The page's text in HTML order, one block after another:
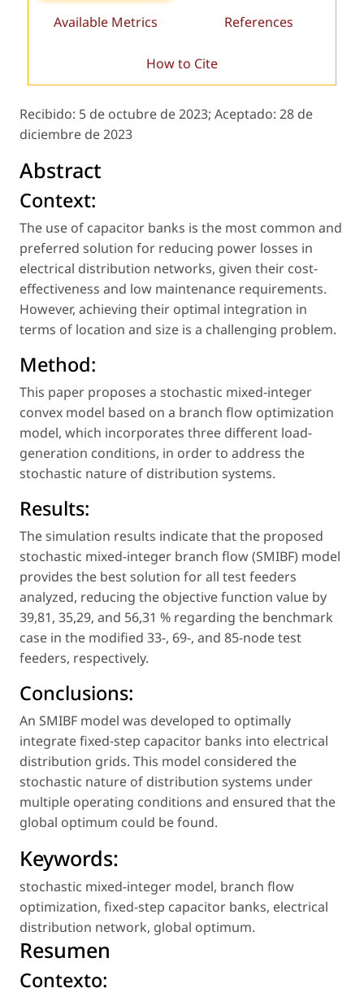
Available Metrics References
How to Cite
Recibido: 5 de octubre de 2023; Aceptado: 28 de
diciembre de 2023
Abstract
Context:
The use of capacitor banks is the most common and
preferred solution for reducing power losses in
electrical distribution networks, given their cost-
effectiveness and low maintenance requirements.
However, achieving their optimal integration in
terms of location and size is a challenging problem.
Method:
This paper proposes a stochastic mixed-integer
convex model based on a branch flow optimization
model, which incorporates three different load-
generation conditions, in order to address the
stochastic nature of distribution systems.
Results:
The simulation results indicate that the proposed
stochastic mixed-integer branch flow (SMIBF) model
provides the best solution for all test feeders
analyzed, reducing the objective function value by
39,81, 35,29, and 56,31 % regarding the benchmark
case in the modified 33-, 69-, and 85-node test
feeders, respectively.
Conclusions:
An SMIBF model was developed to optimally
integrate fixed-step capacitor banks into electrical
distribution grids. This model considered the
stochastic nature of distribution systems under
multiple operating conditions and ensured that the
global optimum could be found.
Keywords:
stochastic mixed-integer model, branch flow
optimization, fixed-step capacitor banks, electrical
distribution network, global optimum.
Resumen
Contexto: